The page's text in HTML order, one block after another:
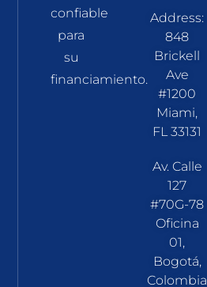
confiable
para
su
financiamiento.
Address:
848
Brickell
Ave
#1200
Miami,
FL 33131
Av. Calle
127
#70G-78
Oficina
01,
Bogotá,
Colombia